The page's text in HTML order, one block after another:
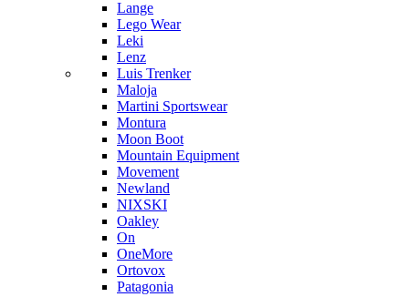
Lange
Lego Wear
Leki
Lenz
Luis Trenker
Maloja
Martini Sportswear
Montura
Moon Boot
Mountain Equipment
Movement
Newland
NIXSKI
Oakley
On
OneMore
Ortovox
Patagonia